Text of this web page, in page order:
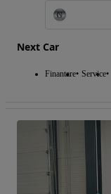
Next Car
Finantare Service